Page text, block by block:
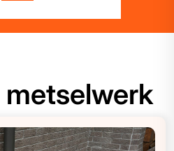
metselwerk